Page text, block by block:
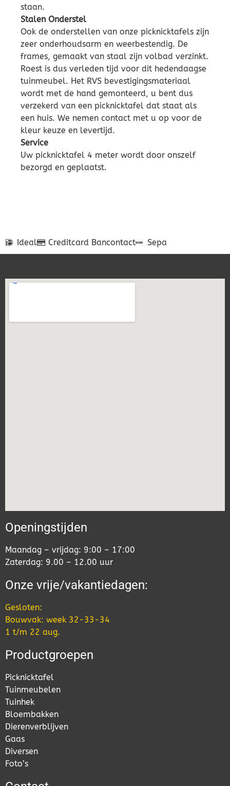
staan.
Stalen Onderstel
Ook de onderstellen van onze picknicktafels zijn
zeer onderhoudsarm en weerbestendig. De
frames, gemaakt van staal zijn volbad verzinkt.
Roest is dus verleden tijd voor dit hedendaagse
tuinmeubel. Het RVS bevestigingsmateriaal
wordt met de hand gemonteerd, u bent dus
verzekerd van een picknicktafel dat staat als
een huis. We nemen contact met u op voor de
kleur keuze en levertijd.
Service
Uw picknicktafel 4 meter wordt door onszelf
bezorgd en geplaatst.
Ideal Creditcard Bancontact Sepa
Openingstijden
Maandag – vrijdag: 9:00 – 17:00
Zaterdag: 9.00 – 12.00 uur
Onze vrije/vakantiedagen:
Gesloten:
Bouwvak: week 32-33-34
1 t/m 22 aug.
Productgroepen
Picknicktafel
Tuinmeubelen
Tuinhek
Bloembakken
Dierenverblijven
Gaas
Diversen
Foto’s